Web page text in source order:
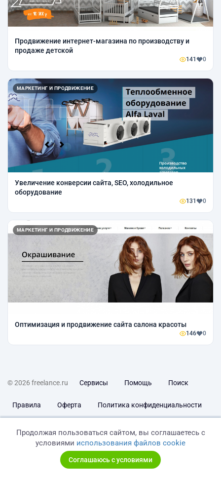
Продвижение интернет-магазина по производству и
продаже детской
141 0
МАРКЕТИНГ И ПРОДВИЖЕНИЕ
Увеличение конверсии сайта, SEO, холодильное
оборудование
131 0
МАРКЕТИНГ И ПРОДВИЖЕНИЕ
Оптимизация и продвижение сайта салона красоты
146 0
© 2026 freelance.ru Сервисы Помощь Поиск
Правила Оферта Политика конфиденциальности
Продолжая пользоваться сайтом, вы соглашаетесь с
условиями использования файлов cookie
Соглашаюсь с условиями